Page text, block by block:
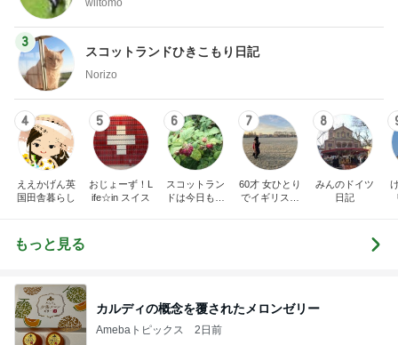
wiltomo
3
スコットランドひきこもり日記
Norizo
4
ええかげん英
国田舎暮らし
5
おじょーず！L
ife☆in スイス
6
スコットラン
ドは今日も曇
7
60才 女ひとり
でイギリスに
8
みんのドイツ
日記
もっと見る
カルディの概念を覆されたメロンゼリー
Amebaトピックス 2日前